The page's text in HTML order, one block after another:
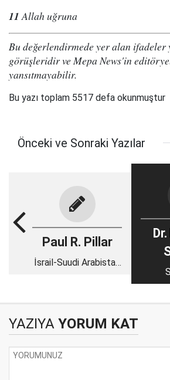
11 Allah uğruna
Bu değerlendirmede yer alan ifadeler
görüşleridir ve Mepa News'in
yansıtmayabilir.
Bu yazı toplam 5517 defa okunmuştur
Önceki ve Sonraki Yazılar
Paul R. Pillar
İsrail-Suudi Arabistan
YAZIYA YORUM KAT